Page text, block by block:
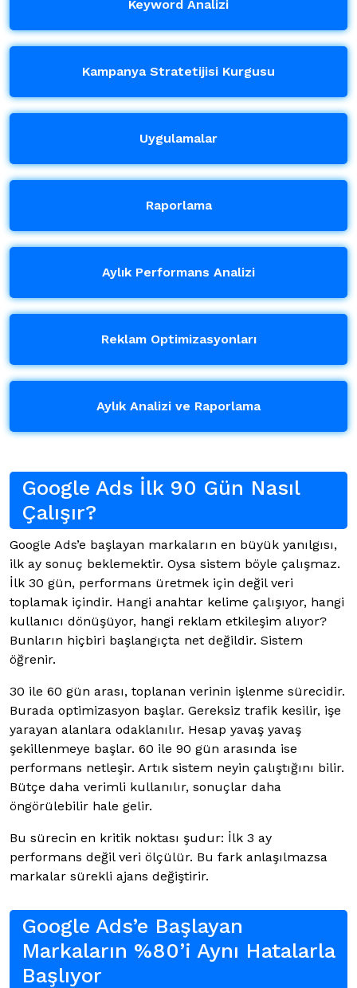
Keyword Analizi
Kampanya Stratetijisi Kurgusu
Uygulamalar
Raporlama
Aylık Performans Analizi
Reklam Optimizasyonları
Aylık Analizi ve Raporlama
Google Ads İlk 90 Gün Nasıl
Çalışır?
Google Ads’e başlayan markaların en büyük yanılgısı,
ilk ay sonuç beklemektir. Oysa sistem böyle çalışmaz.
İlk 30 gün, performans üretmek için değil veri
toplamak içindir. Hangi anahtar kelime çalışıyor, hangi
kullanıcı dönüşüyor, hangi reklam etkileşim alıyor?
Bunların hiçbiri başlangıçta net değildir. Sistem
öğrenir.
30 ile 60 gün arası, toplanan verinin işlenme sürecidir.
Burada optimizasyon başlar. Gereksiz trafik kesilir, işe
yarayan alanlara odaklanılır. Hesap yavaş yavaş
şekillenmeye başlar. 60 ile 90 gün arasında ise
performans netleşir. Artık sistem neyin çalıştığını bilir.
Bütçe daha verimli kullanılır, sonuçlar daha
öngörülebilir hale gelir.
Bu sürecin en kritik noktası şudur: İlk 3 ay
performans değil veri ölçülür. Bu fark anlaşılmazsa
markalar sürekli ajans değiştirir.
Google Ads’e Başlayan
Markaların %80’i Aynı Hatalarla
Başlıyor